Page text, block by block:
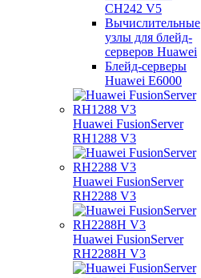
CH242 V5
Вычислительные
узлы для блейд-
серверов Huawei
Блейд-серверы
Huawei E6000
Huawei FusionServer
RH1288 V3
Huawei FusionServer
RH2288 V3
Huawei FusionServer
RH2288H V3